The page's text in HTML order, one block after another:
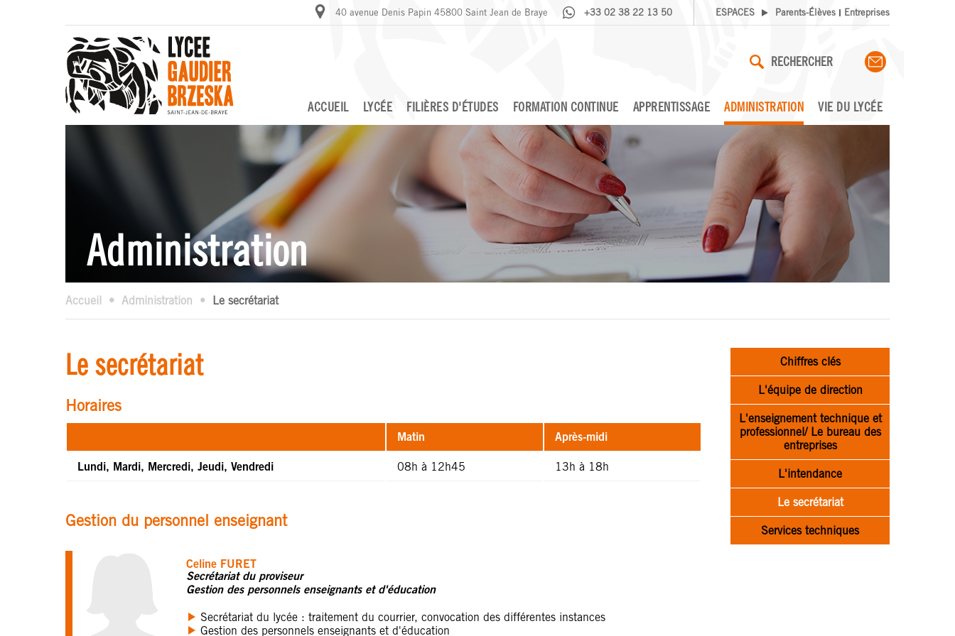
40 avenue Denis Papin 45800 Saint Jean de Braye +33 02 38 22 13 50 ESPACES Parents-Élèves Entreprises
RECHERCHER
ACCUEIL LYCÉE FILIÈRES D'ÉTUDES FORMATION CONTINUE APPRENTISSAGE ADMINISTRATION VIE DU LYCÉE
Administration
Accueil Administration Le secrétariat
Le secrétariat
Horaires
Matin Après-midi
Lundi, Mardi, Mercredi, Jeudi, Vendredi 08h à 12h45 13h à 18h
Gestion du personnel enseignant
Celine FURET
Secrétariat du proviseur
Gestion des personnels enseignants et d'éducation
Secrétariat du lycée : traitement du courrier, convocation des différentes instances
Gestion des personnels enseignants et d'éducation
Chiffres clés
L'équipe de direction
L'enseignement technique et
professionnel/ Le bureau des
entreprises
L'intendance
Le secrétariat
Services techniques